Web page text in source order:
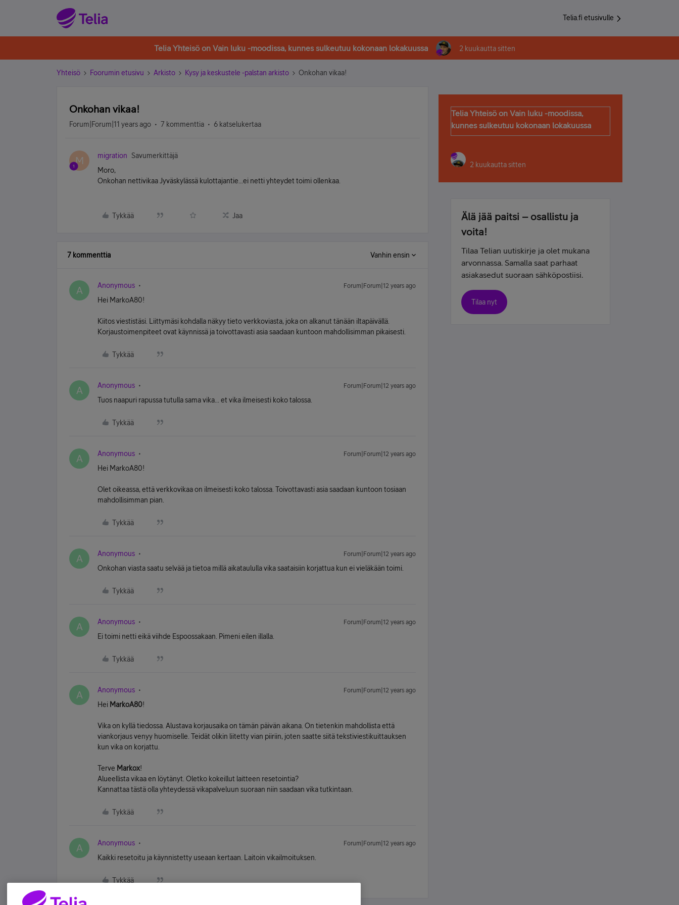
Telia.fi etusivulle
Telia Yhteisö on Vain luku -moodissa, kunnes sulkeutuu kokonaan lokakuussa 2 kuukautta sitten
Yhteisö Foorumin etusivu Arkisto Kysy ja keskustele -palstan arkisto Onkohan vikaa!
Onkohan vikaa!
Forum|Forum|11 years ago 7 kommenttia 6 katselukertaa
M migration
Savumerkittäjä
Moro,
Onkohan nettivikaa Jyväskylässä kulottajantie...ei netti yhteydet toimi ollenkaa.
Tykkää Jaa
7 kommenttia Vanhin ensin
A Anonymous Forum|Forum|12 years ago
Hei MarkoA80!
Kiitos viestistäsi. Liittymäsi kohdalla näkyy tieto verkkoviasta, joka on alkanut tänään iltapäivällä.
Korjaustoimenpiteet ovat käynnissä ja toivottavasti asia saadaan kuntoon mahdollisimman pikaisesti.
Tykkää
A Anonymous Forum|Forum|12 years ago
Tuos naapuri rapussa tutulla sama vika... et vika ilmeisesti koko talossa.
Tykkää
A Anonymous Forum|Forum|12 years ago
Hei MarkoA80!
Olet oikeassa, että verkkovikaa on ilmeisesti koko talossa. Toivottavasti asia saadaan kuntoon tosiaan
mahdollisimman pian.
Tykkää
A Anonymous Forum|Forum|12 years ago
Onkohan viasta saatu selvää ja tietoa millä aikataululla vika saataisiin korjattua kun ei vieläkään toimi.
Tykkää
A Anonymous Forum|Forum|12 years ago
Ei toimi netti eikä viihde Espoossakaan. Pimeni eilen illalla.
Tykkää
A Anonymous Forum|Forum|12 years ago
Hei MarkoA80!
Vika on kyllä tiedossa. Alustava korjausaika on tämän päivän aikana. On tietenkin mahdollista että
viankorjaus venyy huomiselle. Teidät olikin liitetty vian piiriin, joten saatte siitä tekstiviestikuittauksen
kun vika on korjattu.
Terve Markox!
Alueellista vikaa en löytänyt. Oletko kokeillut laitteen resetointia?
Kannattaa tästä olla yhteydessä vikapalveluun suoraan niin saadaan vika tutkintaan.
Tykkää
A Anonymous Forum|Forum|12 years ago
Kaikki resetoitu ja käynnistetty useaan kertaan. Laitoin vikailmoituksen.
Tykkää
Telia Yhteisö on Vain luku -moodissa,
kunnes sulkeutuu kokonaan lokakuussa
2 kuukautta sitten
Älä jää paitsi – osallistu ja
voita!
Tilaa Telian uutiskirje ja olet mukana
arvonnassa. Samalla saat parhaat
asiakasedut suoraan sähköpostiisi.
Tilaa nyt